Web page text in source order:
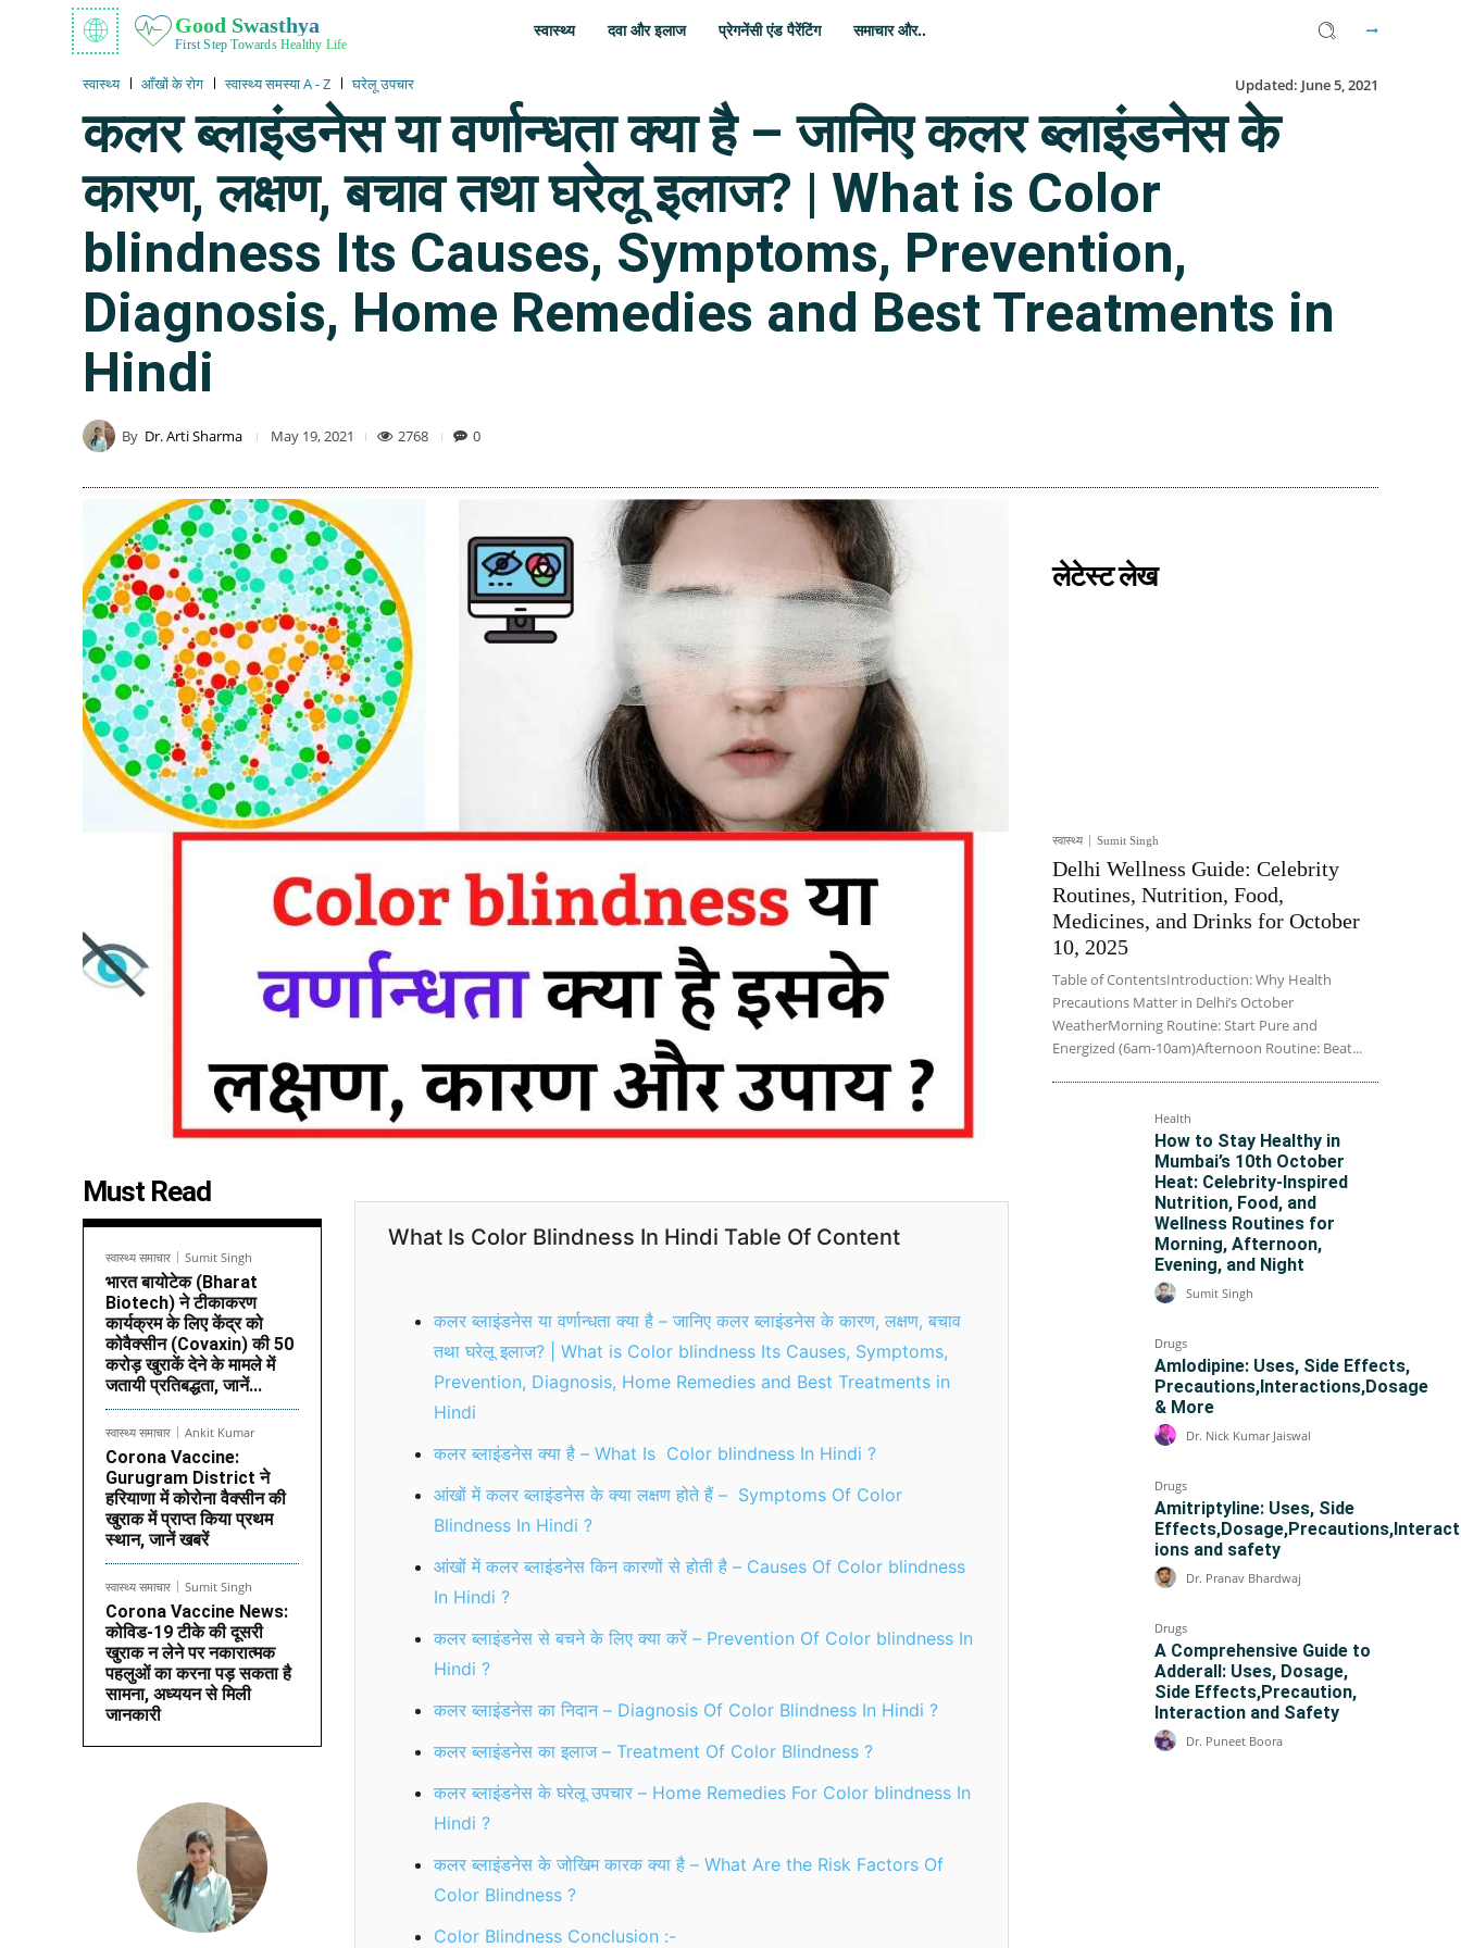
Good Swasthya
First Step Towards Healthy Life
स्वास्थ्य दवा और इलाज प्रेगनेंसी एंड पैरेंटिंग समाचार और..
स्वास्थ्य आँखों के रोग स्वास्थ्य समस्या A - Z घरेलू उपचार Updated: June 5, 2021
कलर ब्लाइंडनेस या वर्णान्धता क्या है – जानिए कलर ब्लाइंडनेस के
कारण, लक्षण, बचाव तथा घरेलू इलाज? | What is Color
blindness Its Causes, Symptoms, Prevention,
Diagnosis, Home Remedies and Best Treatments in
Hindi
By Dr. Arti Sharma May 19, 2021 2768 0
Must Read
स्वास्थ्य समाचार Sumit Singh
भारत बायोटेक (Bharat
Biotech) ने टीकाकरण
कार्यक्रम के लिए केंद्र को
कोवैक्सीन (Covaxin) की 50
करोड़ खुराकें देने के मामले में
जतायी प्रतिबद्धता, जानें...
स्वास्थ्य समाचार Ankit Kumar
Corona Vaccine:
Gurugram District ने
हरियाणा में कोरोना वैक्सीन की
खुराक में प्राप्त किया प्रथम
स्थान, जानें खबरें
स्वास्थ्य समाचार Sumit Singh
Corona Vaccine News:
कोविड-19 टीके की दूसरी
खुराक न लेने पर नकारात्मक
पहलुओं का करना पड़ सकता है
सामना, अध्ययन से मिली
जानकारी
What Is Color Blindness In Hindi Table Of Content
कलर ब्लाइंडनेस या वर्णान्धता क्या है – जानिए कलर ब्लाइंडनेस के कारण, लक्षण, बचाव
तथा घरेलू इलाज? | What is Color blindness Its Causes, Symptoms,
Prevention, Diagnosis, Home Remedies and Best Treatments in
Hindi
कलर ब्लाइंडनेस क्या है – What Is Color blindness In Hindi ?
आंखों में कलर ब्लाइंडनेस के क्या लक्षण होते हैं – Symptoms Of Color
Blindness In Hindi ?
आंखों में कलर ब्लाइंडनेस किन कारणों से होती है – Causes Of Color blindness
In Hindi ?
कलर ब्लाइंडनेस से बचने के लिए क्या करें – Prevention Of Color blindness In
Hindi ?
कलर ब्लाइंडनेस का निदान – Diagnosis Of Color Blindness In Hindi ?
कलर ब्लाइंडनेस का इलाज – Treatment Of Color Blindness ?
कलर ब्लाइंडनेस के घरेलू उपचार – Home Remedies For Color blindness In
Hindi ?
कलर ब्लाइंडनेस के जोखिम कारक क्या है – What Are the Risk Factors Of
Color Blindness ?
Color Blindness Conclusion :-
लेटेस्ट लेख
स्वास्थ्य Sumit Singh
Delhi Wellness Guide: Celebrity
Routines, Nutrition, Food,
Medicines, and Drinks for October
10, 2025
Table of ContentsIntroduction: Why Health
Precautions Matter in Delhi’s October
WeatherMorning Routine: Start Pure and
Energized (6am-10am)Afternoon Routine: Beat...
Health
How to Stay Healthy in
Mumbai’s 10th October
Heat: Celebrity-Inspired
Nutrition, Food, and
Wellness Routines for
Morning, Afternoon,
Evening, and Night
Sumit Singh
Drugs
Amlodipine: Uses, Side Effects,
Precautions,Interactions,Dosage
& More
Dr. Nick Kumar Jaiswal
Drugs
Amitriptyline: Uses, Side
Effects,Dosage,Precautions,Interact
ions and safety
Dr. Pranav Bhardwaj
Drugs
A Comprehensive Guide to
Adderall: Uses, Dosage,
Side Effects,Precaution,
Interaction and Safety
Dr. Puneet Boora